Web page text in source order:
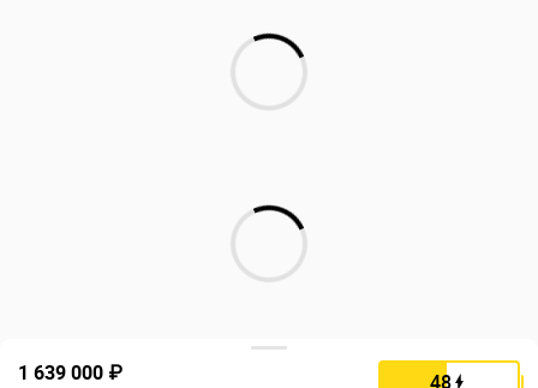
1 639 000 ₽ 48